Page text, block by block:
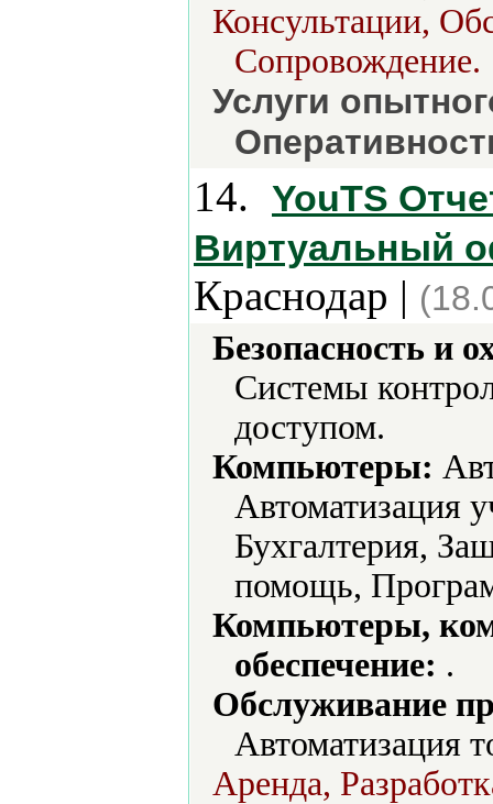
Консультации,
Сопровождение.
Услуги
14.
YouTS
Виртуальный
Краснодар |
Безопасность и
Системы
доступом.
Компьютеры:
Автоматизация
Бухгалтерия,
помощь,
Компьютеры,
обеспечение: .
Обслуживание
Автоматизация
Аренда,